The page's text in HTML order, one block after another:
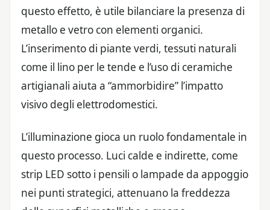
questo effetto, è utile bilanciare la presenza di
metallo e vetro con elementi organici.
L’inserimento di piante verdi, tessuti naturali
come il lino per le tende e l’uso di ceramiche
artigianali aiuta a “ammorbidire” l’impatto
visivo degli elettrodomestici.
L’illuminazione gioca un ruolo fondamentale in
questo processo. Luci calde e indirette, come
strip LED sotto i pensili o lampade da appoggio
nei punti strategici, attenuano la freddezza